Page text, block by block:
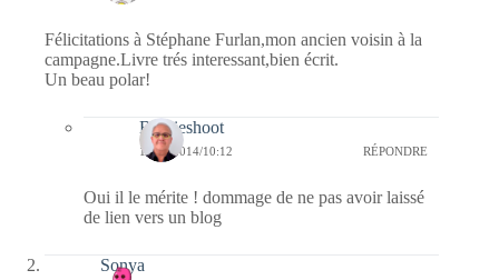
Félicitations à Stéphane Furlan,mon ancien voisin à la
campagne.Livre trés interessant,bien écrit.
Un beau polar!
Bernieshoot
10/12/2014/10:12 RÉPONDRE
Oui il le mérite ! dommage de ne pas avoir laissé
de lien vers un blog
Sonya